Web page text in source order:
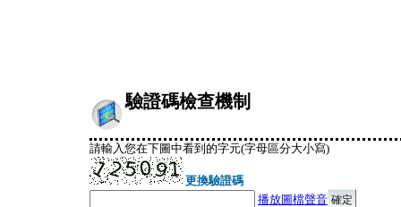
驗證碼檢查機制
請輸入您在下圖中看到的字元(字母區分大小寫)
更換驗證碼
播放圖檔聲音